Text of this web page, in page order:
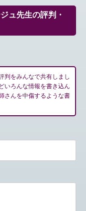
ュ先生の評判・
判をみんなで共有しまし
いろんな情報を書き込ん
さんを中傷するような書